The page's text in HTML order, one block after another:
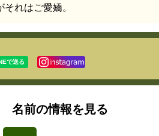
れはご愛嬌。
名前の情報を見る